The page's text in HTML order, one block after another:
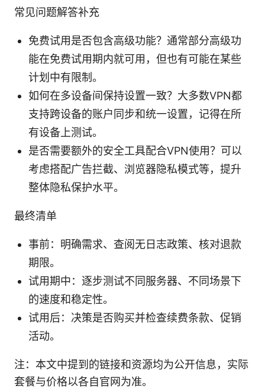
常见问题解答补充
免费试用是否包含高级功能？通常部分高级功
能在免费试用期内就可用，但也有可能在某些
计划中有限制。
如何在多设备间保持设置一致？大多数VPN都
支持跨设备的账户同步和统一设置，记得在所
有设备上测试。
是否需要额外的安全工具配合VPN使用？可以
考虑搭配广告拦截、浏览器隐私模式等，提升
整体隐私保护水平。
最终清单
事前：明确需求、查阅无日志政策、核对退款
期限。
试用期中：逐步测试不同服务器、不同场景下
的速度和稳定性。
试用后：决策是否购买并检查续费条款、促销
活动。
注：本文中提到的链接和资源均为公开信息，实际
套餐与价格以各自官网为准。